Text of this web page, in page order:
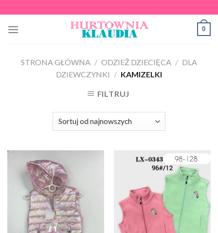
to
content
0
STRONA GŁÓWNA / ODZIEŻ DZIECIĘCA / DLA
DZIEWCZYNKI / KAMIZELKI
FILTRUJ